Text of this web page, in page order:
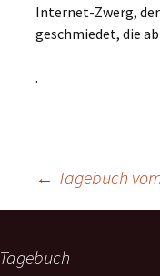
Internet-Zwerg,
geschmiedet, die
.
← Tagebuch
Tagebuch